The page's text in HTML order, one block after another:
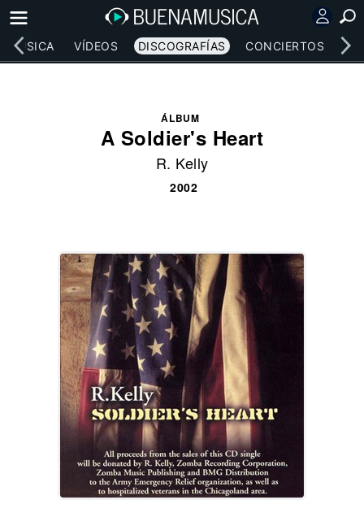
MÚSICA VÍDEOS DISCOGRAFÍAS CONCIERTOS
ÁLBUM
A Soldier's Heart
R. Kelly
2002